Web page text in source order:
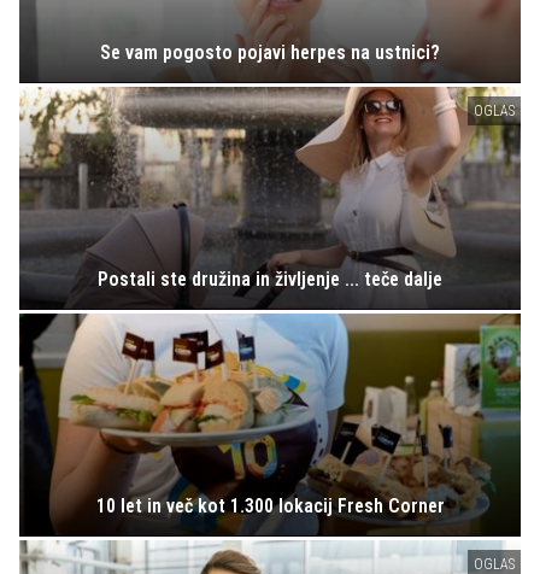
Se vam pogosto pojavi herpes na ustnici?
OGLAS
Postali ste družina in življenje ... teče dalje
10 let in več kot 1.300 lokacij Fresh Corner
OGLAS